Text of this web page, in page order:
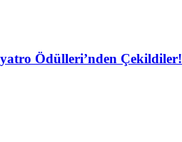
Ödülleri’nden Çekildiler!